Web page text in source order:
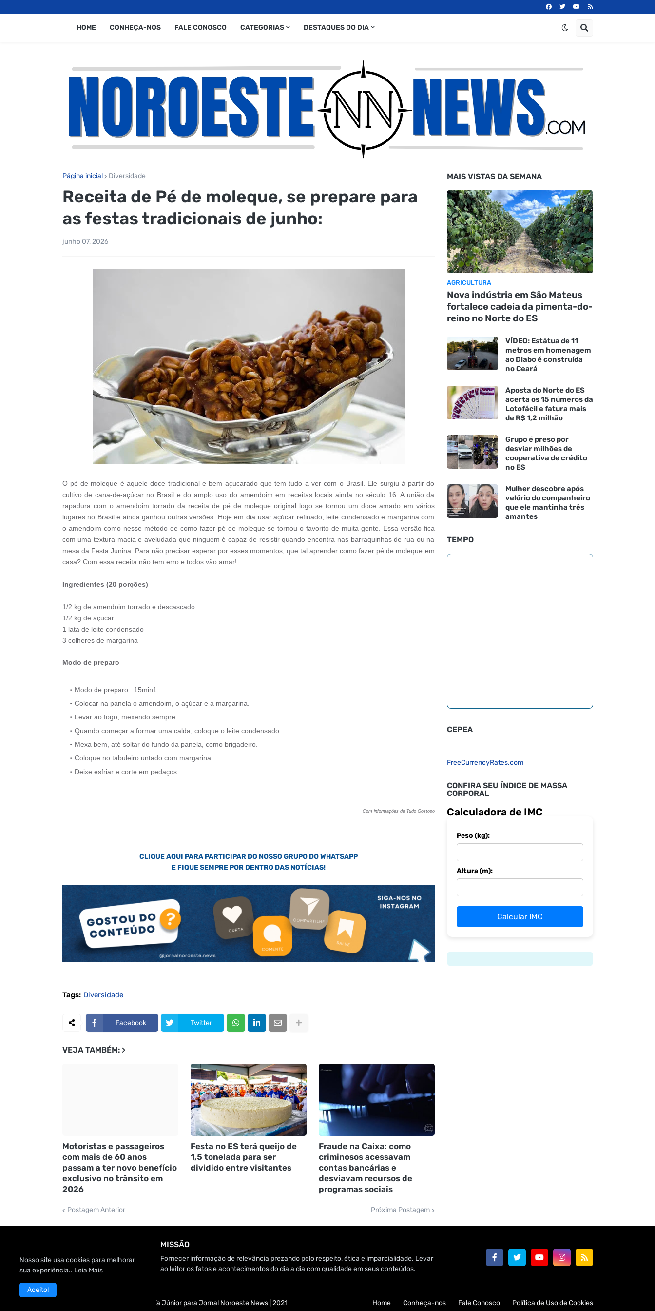
HOME CONHEÇA-NOS FALE CONOSCO CATEGORIAS DESTAQUES DO DIA
Página inicial Diversidade
Receita de Pé de moleque, se prepare para
as festas tradicionais de junho:
junho 07, 2026
O pé de moleque é aquele doce tradicional e bem açucarado que tem tudo a ver com o Brasil. Ele surgiu à partir do
cultivo de cana-de-açúcar no Brasil e do amplo uso do amendoim em receitas locais ainda no século 16. A união da
rapadura com o amendoim torrado da receita de pé de moleque original logo se tornou um doce amado em vários
lugares no Brasil e ainda ganhou outras versões. Hoje em dia usar açúcar refinado, leite condensado e margarina com
o amendoim como nesse método de como fazer pé de moleque se tornou o favorito de muita gente. Essa versão fica
com uma textura macia e aveludada que ninguém é capaz de resistir quando encontra nas barraquinhas de rua ou na
mesa da Festa Junina. Para não precisar esperar por esses momentos, que tal aprender como fazer pé de moleque em
casa? Com essa receita não tem erro e todos vão amar!
Ingredientes (20 porções)
1/2 kg de amendoim torrado e descascado
1/2 kg de açúcar
1 lata de leite condensado
3 colheres de margarina
Modo de preparo
Modo de preparo : 15min1
Colocar na panela o amendoim, o açúcar e a margarina.
Levar ao fogo, mexendo sempre.
Quando começar a formar uma calda, coloque o leite condensado.
Mexa bem, até soltar do fundo da panela, como brigadeiro.
Coloque no tabuleiro untado com margarina.
Deixe esfriar e corte em pedaços.
Com informações de Tudo Gostoso
CLIQUE AQUI PARA PARTICIPAR DO NOSSO GRUPO DO WHATSAPP
E FIQUE SEMPRE POR DENTRO DAS NOTÍCIAS!
Tags: Diversidade
Facebook Twitter
VEJA TAMBÉM:
Motoristas e passageiros
com mais de 60 anos
passam a ter novo benefício
exclusivo no trânsito em
2026
Festa no ES terá queijo de
1,5 tonelada para ser
dividido entre visitantes
Fraude na Caixa: como
criminosos acessavam
contas bancárias e
desviavam recursos de
programas sociais
Postagem Anterior Próxima Postagem
MAIS VISTAS DA SEMANA
AGRICULTURA
Nova indústria em São Mateus
fortalece cadeia da pimenta-do-
reino no Norte do ES
VÍDEO: Estátua de 11
metros em homenagem
ao Diabo é construída
no Ceará
Aposta do Norte do ES
acerta os 15 números da
Lotofácil e fatura mais
de R$ 1,2 milhão
Grupo é preso por
desviar milhões de
cooperativa de crédito
no ES
Mulher descobre após
velório do companheiro
que ele mantinha três
amantes
TEMPO
CEPEA
FreeCurrencyRates.com
CONFIRA SEU ÍNDICE DE MASSA
CORPORAL
Calculadora de IMC
Peso (kg):
Altura (m):
Calcular IMC
MISSÃO
Fornecer informação de relevância prezando pelo respeito, ética e imparcialidade. Levar
ao leitor os fatos e acontecimentos do dia a dia com qualidade em seus conteúdos.
Customizado por Edmundo Baía Júnior para Jornal Noroeste News | 2021 Home Conheça-nos Fale Conosco Política de Uso de Cookies
Nosso site usa cookies para melhorar
sua experiência.. Leia Mais
Aceito!